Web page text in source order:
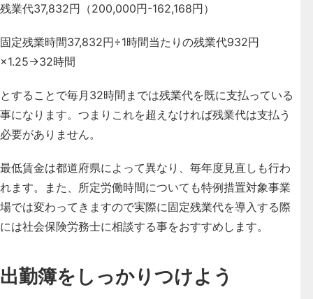
残業代37,832円（200,000円-162,168円）
固定残業時間37,832円÷1時間当たりの残業代932円
×1.25→32時間
とすることで毎月32時間までは残業代を既に支払っている
事になります。つまりこれを超えなければ残業代は支払う
必要がありません。
最低賃金は都道府県によって異なり、毎年度見直しも行わ
れます。また、所定労働時間についても特例措置対象事業
場では変わってきますので実際に固定残業代を導入する際
には社会保険労務士に相談する事をおすすめします。
出勤簿をしっかりつけよう